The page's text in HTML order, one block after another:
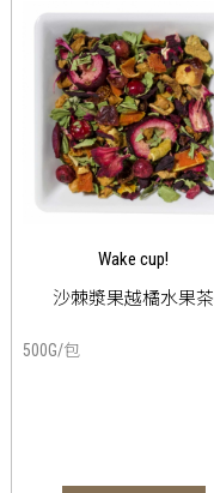
Wake cup!
沙棘漿果越橘水果茶
500G/包